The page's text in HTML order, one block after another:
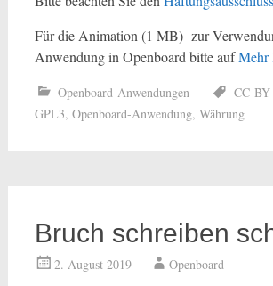
Für die Animation (1 MB) zur
Anwendung in Openboard bitte aufMehr
Openboard-Anwendungen CC-
GPL3, Openboard-Anwendung, Währung
Bruch schreiben
2. August 2019 Openboard